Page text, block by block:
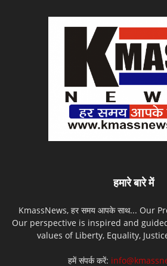
हमारे बारे में
KmassNews, हर समय आपके साथ... Our
Our perspective is inspired and
values of Liberty, Equality,
हमें संपर्क करें: